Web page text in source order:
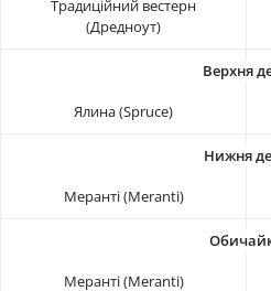
Традиційний вестерн
(Дредноут)
Ялина (Spruce)
Меранті (Meranti)
Меранті (Meranti)